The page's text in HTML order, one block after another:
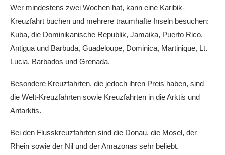
Wer mindestens zwei Wochen hat, kann eine Karibik-
Kreuzfahrt buchen und mehrere traumhafte Inseln besuchen:
Kuba, die Dominikanische Republik, Jamaika, Puerto Rico,
Antigua und Barbuda, Guadeloupe, Dominica, Martinique, Lt.
Lucia, Barbados und Grenada.
Besondere Kreuzfahrten, die jedoch ihren Preis haben, sind
die Welt-Kreuzfahrten sowie Kreuzfahrten in die Arktis und
Antarktis.
Bei den Flusskreuzfahrten sind die Donau, die Mosel, der
Rhein sowie der Nil und der Amazonas sehr beliebt.